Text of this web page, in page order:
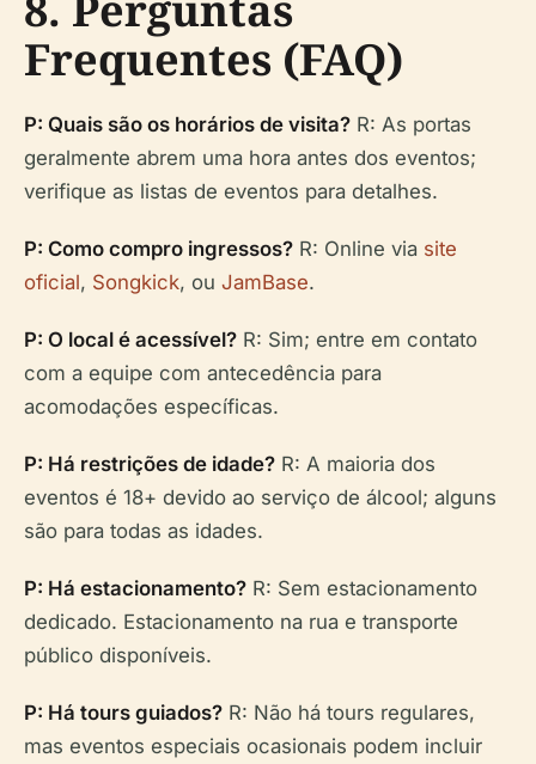
Frequentes (FAQ)
P: Quais são os horários de visita? R: As portas
geralmente abrem uma hora antes dos eventos;
verifique as listas de eventos para detalhes.
P: Como compro ingressos? R: Online via site
oficial, Songkick, ou JamBase.
P: O local é acessível? R: Sim; entre em contato
com a equipe com antecedência para
acomodações específicas.
P: Há restrições de idade? R: A maioria dos
eventos é 18+ devido ao serviço de álcool; alguns
são para todas as idades.
P: Há estacionamento? R: Sem estacionamento
dedicado. Estacionamento na rua e transporte
público disponíveis.
P: Há tours guiados? R: Não há tours regulares,
mas eventos especiais ocasionais podem incluir